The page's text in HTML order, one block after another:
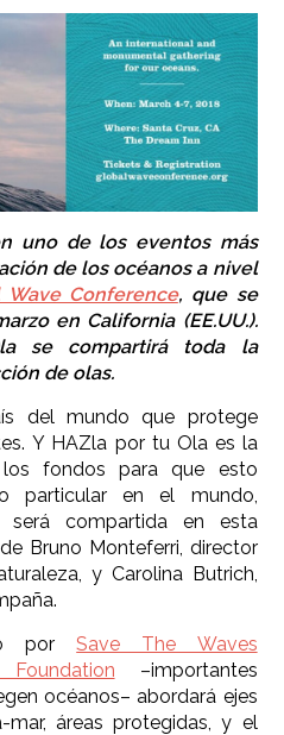
uno de los eventos más
de los océanos a nivel
Wave Conference, que se
en California (EE.UU.).
se compartirá toda la
de olas.
del mundo que protege
Y HAZla por tu Ola es la
fondos para que esto
particular en el mundo,
será compartida en esta
Bruno Monteferri, director
y Carolina Butrich,
porSave The Waves
Foundation –importantes
océanos– abordará ejes
áreas protegidas, y el